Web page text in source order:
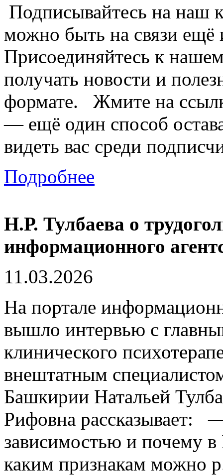
Подписывайтесь на
можно быть на связи
Присоединяйтесь к
получать новости и
формате. Жмите на
— ещё один способ
видеть вас среди
Подробнее
Н.Р. Тулбаева о
информационного
11.03.2026
На портале
вышло интервью с
клинического
внештатным
Башкирии Натальей
Рифовна рассказывает:
зависимостью и почему
каким признакам можно